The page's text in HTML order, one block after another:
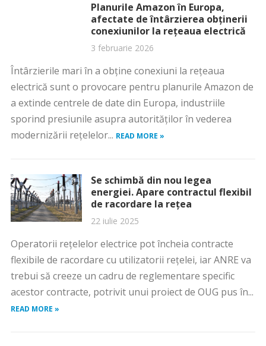
Planurile Amazon în Europa,
afectate de întârzierea obţinerii
conexiunilor la reţeaua electrică
3 februarie 2026
Întârzierile mari în a obţine conexiuni la reţeaua
electrică sunt o provocare pentru planurile Amazon de
a extinde centrele de date din Europa, industriile
sporind presiunile asupra autorităţilor în vederea
modernizării reţelelor... READ MORE »
Se schimbă din nou legea
energiei. Apare contractul flexibil
de racordare la rețea
22 iulie 2025
Operatorii rețelelor electrice pot încheia contracte
flexibile de racordare cu utilizatorii rețelei, iar ANRE va
trebui să creeze un cadru de reglementare specific
acestor contracte, potrivit unui proiect de OUG pus în...
READ MORE »